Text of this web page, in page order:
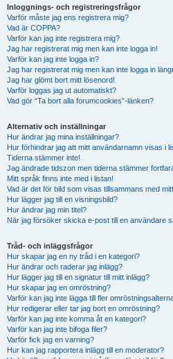
Inloggnings- och registreringsfrågor
Varför måste jag ens registrera mig?
Vad är COPPA?
Varför kan jag inte registrera mig?
Jag har registrerat mig men kan inte logga in!
Varför kan jag inte logga in?
Jag har registrerat mig men kan inte logga in
Jag har glömt bort mitt lösenord!
Varför loggas jag ut automatiskt?
Vad gör “Ta bort alla forumcookies”-länken?
Alternativ och inställningar
Hur ändrar jag mina inställningar?
Hur förhindrar jag att mitt användarnamn visas i
Tiderna stämmer inte!
Jag ändrade tidszon men tiderna stämmer
Mitt språk finns inte med i listan!
Vad är det för bild som visas tillsammans med
Hur lägger jag till en visningsbild?
Hur ändrar jag min titel?
När jag försöker skicka e-post till en användare
Tråd- och inläggsfrågor
Hur skapar jag en ny tråd i en kategori?
Hur ändrar och raderar jag inlägg?
Hur lägger jag till en signatur till mitt inlägg?
Hur skapar jag en omröstning?
Varför kan jag inte lägga till fler
Hur redigerar eller tar jag bort en omröstning?
Varför kan jag inte komma åt en kategori?
Varför kan jag inte bifoga filer?
Varför fick jag en varning?
Hur kan jag rapportera inlägg till en moderator?